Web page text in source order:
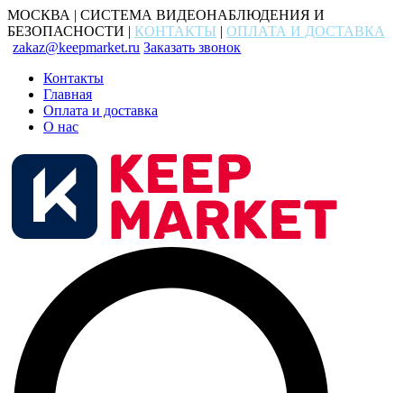
МОСКВА | СИСТЕМА ВИДЕОНАБЛЮДЕНИЯ И
БЕЗОПАСНОСТИ | КОНТАКТЫ | ОПЛАТА И ДОСТАВКА
zakaz@keepmarket.ru Заказать звонок
Контакты
Главная
Оплата и доставка
О нас